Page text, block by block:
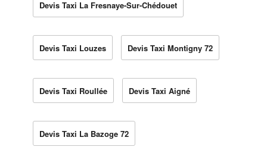
Devis Taxi La Fresnaye-Sur-Chédouet
Devis Taxi Louzes Devis Taxi Montigny 72
Devis Taxi Roullée Devis Taxi Aigné
Devis Taxi La Bazoge 72